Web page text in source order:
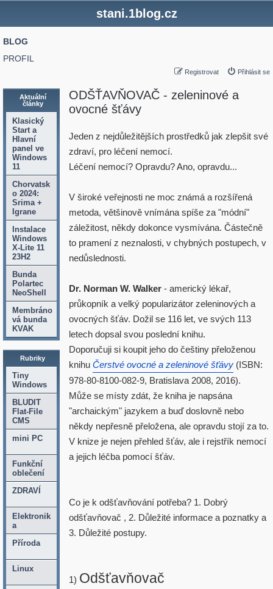
stani.1blog.cz
BLOG
PROFIL
Registrovat Přihlásit se
Aktuální
články
Klasický
Start a
Hlavní
panel ve
Windows
11
Chorvatsk
o 2024:
Srima +
Igrane
Instalace
Windows
X-Lite 11
23H2
Bunda
Polartec
NeoShell
Membráno
vá bunda
KVAK
Rubriky
Tiny
Windows
BLUDIT
Flat-File
CMS
mini PC
Funkční
oblečení
ZDRAVÍ
Elektronik
a
Příroda
Linux
ODŠŤAVŇOVAČ - zeleninové a
ovocné šťávy
Jeden z nejdůležitějších prostředků jak zlepšit své
zdraví, pro léčení nemocí.
Léčení nemocí? Opravdu? Ano, opravdu...
V široké veřejnosti ne moc známá a rozšířená
metoda, většinově vnímána spíše za "módní"
záležitost, někdy dokonce vysmívána. Částečně
to pramení z neznalosti, v chybných postupech, v
nedůslednosti.
Dr. Norman W. Walker- americký lékař,
průkopník a velký popularizátor zeleninových a
ovocných šťáv. Dožil se 116 let, ve svých 113
letech dopsal svou poslední knihu.
Doporučuji si koupit jeho do češtiny přeloženou
knihu Čerstvé ovocné a zeleninové šťávy(ISBN:
978-80-8100-082-9, Bratislava 2008, 2016).
Může se místy zdát, že kniha je napsána
"archaickým" jazykem a buď doslovně nebo
někdy nepřesně přeložena, ale opravdu stojí za to.
V knize je nejen přehled šťáv, ale i rejstřík nemocí
a jejich léčba pomocí šťáv.
Co je k odšťavňování potřeba? 1. Dobrý
odšťavňovač , 2. Důležité informace a poznatky a
3. Důležité postupy.
1) Odšťavňovač